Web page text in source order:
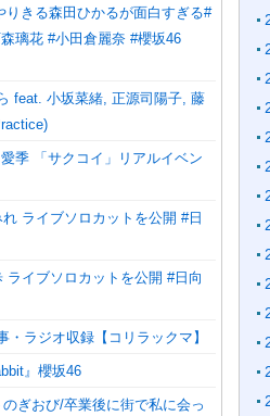
りきる森田ひかるが面白すぎる#
璃花 #小田倉麗奈 #櫻坂46
feat. 小坂菜緒, 正源司陽子, 藤
季 「サクコイ」リアルイベン
ライブソロカットを公開 #日
イブソロカットを公開 #日向
・ラジオ収録【コリラックマ】
』櫻坂46
ぎおび/卒業後に街で私に会っ